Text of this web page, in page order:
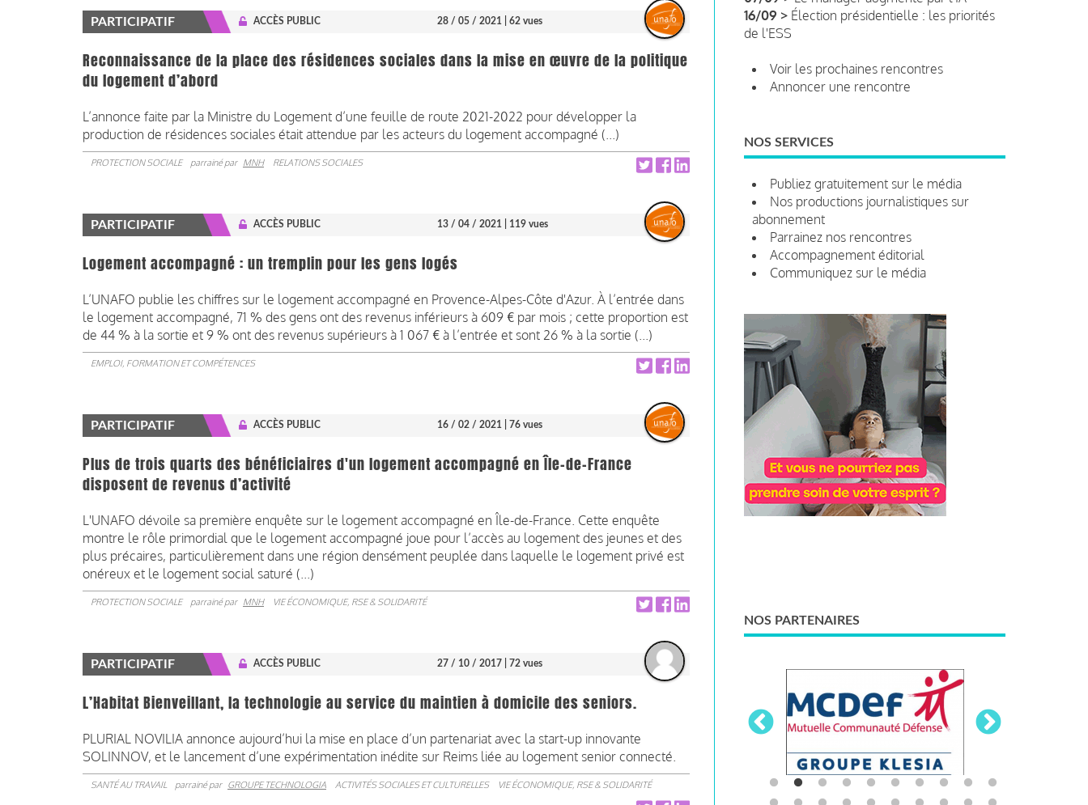
PARTICIPATIF ACCÈS PUBLIC 28 / 05 / 2021 | 62 vues
Reconnaissance de la place des résidences sociales dans la mise en œuvre de la politique
du logement d’abord
L’annonce faite par la Ministre du Logement d’une feuille de route 2021-2022 pour développer la
production de résidences sociales était attendue par les acteurs du logement accompagné (...)
PROTECTION SOCIALE parrainé par MNH RELATIONS SOCIALES
PARTICIPATIF ACCÈS PUBLIC 13 / 04 / 2021 | 119 vues
Logement accompagné : un tremplin pour les gens logés
L’UNAFO publie les chiffres sur le logement accompagné en Provence-Alpes-Côte d'Azur. À l’entrée dans
le logement accompagné, 71 % des gens ont des revenus inférieurs à 609 € par mois ; cette proportion est
de 44 % à la sortie et 9 % ont des revenus supérieurs à 1 067 € à l’entrée et sont 26 % à la sortie (...)
EMPLOI, FORMATION ET COMPÉTENCES
PARTICIPATIF ACCÈS PUBLIC 16 / 02 / 2021 | 76 vues
Plus de trois quarts des bénéficiaires d'un logement accompagné en Île-de-France
disposent de revenus d’activité
L'UNAFO dévoile sa première enquête sur le logement accompagné en Île-de-France. Cette enquête
montre le rôle primordial que le logement accompagné joue pour l’accès au logement des jeunes et des
plus précaires, particulièrement dans une région densément peuplée dans laquelle le logement privé est
onéreux et le logement social saturé (...)
PROTECTION SOCIALE parrainé par MNH VIE ÉCONOMIQUE, RSE & SOLIDARITÉ
PARTICIPATIF ACCÈS PUBLIC 27 / 10 / 2017 | 72 vues
L’Habitat Bienveillant, la technologie au service du maintien à domicile des seniors.
PLURIAL NOVILIA annonce aujourd’hui la mise en place d’un partenariat avec la start-up innovante
SOLINNOV, et le lancement d’une expérimentation inédite sur Reims liée au logement senior connecté.
SANTÉ AU TRAVAIL parrainé par GROUPE TECHNOLOGIA ACTIVITÉS SOCIALES ET CULTURELLES VIE ÉCONOMIQUE, RSE & SOLIDARITÉ
16/09 > Élection présidentielle : les priorités
de l'ESS
Voir les prochaines rencontres
Annoncer une rencontre
NOS SERVICES
Publiez gratuitement sur le média
Nos productions journalistiques sur
abonnement
Parrainez nos rencontres
Accompagnement éditorial
Communiquez sur le média
NOS PARTENAIRES